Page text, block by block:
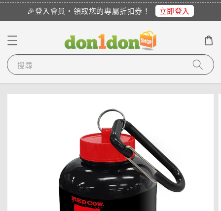
🎉登入會員・領取您的專屬折扣券！ 立即登入
搜尋